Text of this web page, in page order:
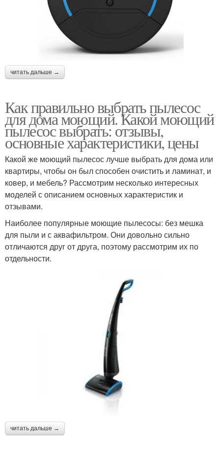
читать дальше →
Как правильно выбрать пылесос
для дома моющий. Какой моющий
пылесос выбрать: отзывы,
основные характеристики, цены
Какой же моющий пылесос лучше выбрать для дома или
квартиры, чтобы он был способен очистить и ламинат, и
ковер, и мебель? Рассмотрим несколько интересных
моделей с описанием основных характеристик и
отзывами.
Наиболее популярные моющие пылесосы: без мешка
для пыли и с аквафильтром. Они довольно сильно
отличаются друг от друга, поэтому рассмотрим их по
отдельности.
читать дальше →